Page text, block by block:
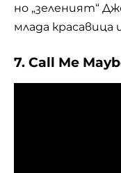
но „зеленият“
млада красавица
7. Call Me